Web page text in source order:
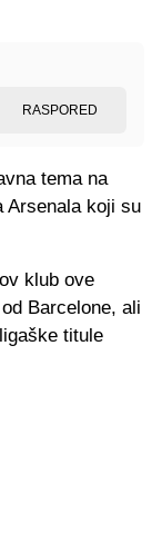
RASPORED
tema na
Arsenala koji su
klub ove
Barcelone, ali
titule